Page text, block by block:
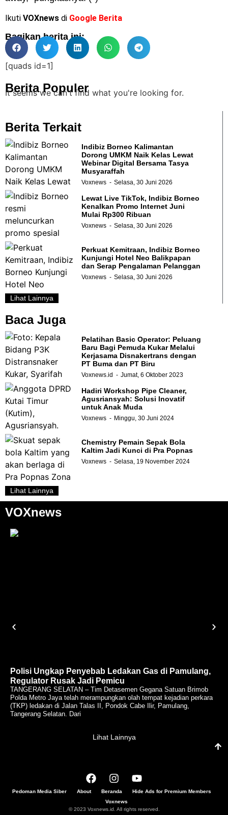
Ikuti VOXnews di Google Berita
Bagikan berita ini:
[quads id=1]
Berita Populer
It seems we can't find what you're looking for.
Berita Terkait
Indibiz Borneo Kalimantan
Dorong UMKM Naik Kelas Lewat
Webinar Digital Bersama Tasya
Musyaraffah
Voxnews Selasa, 30 Juni 2026
Lewat Live TikTok, Indibiz Borneo
Kenalkan Promo Internet Juni
Mulai Rp300 Ribuan
Voxnews Selasa, 30 Juni 2026
Perkuat Kemitraan, Indibiz Borneo
Kunjungi Hotel Neo Balikpapan
dan Serap Pengalaman Pelanggan
Voxnews Selasa, 30 Juni 2026
Lihat Lainnya
Baca Juga
Pelatihan Basic Operator: Peluang
Baru Bagi Pemuda Kukar Melalui
Kerjasama Disnakertrans dengan
PT Buma dan PT Biru
Voxnews.id Jumat, 6 Oktober 2023
Hadiri Workshop Pipe Cleaner,
Agusriansyah: Solusi Inovatif
untuk Anak Muda
Voxnews Minggu, 30 Juni 2024
Chemistry Pemain Sepak Bola
Kaltim Jadi Kunci di Pra Popnas
Voxnews Selasa, 19 November 2024
Lihat Lainnya
VOXnews
Polisi Ungkap Penyebab Ledakan Gas di Pamulang,
Regulator Rusak Jadi Pemicu
TANGERANG SELATAN – Tim Detasemen Gegana Satuan Brimob
Polda Metro Jaya telah merampungkan olah tempat kejadian perkara
(TKP) ledakan di Jalan Talas II, Pondok Cabe Ilir, Pamulang,
Tangerang Selatan. Dari
Lihat Lainnya
Pedoman Media Siber About Beranda
Hide Ads for Premium Members
Voxnews
© 2023 Voxnews.id. All rights reserved.